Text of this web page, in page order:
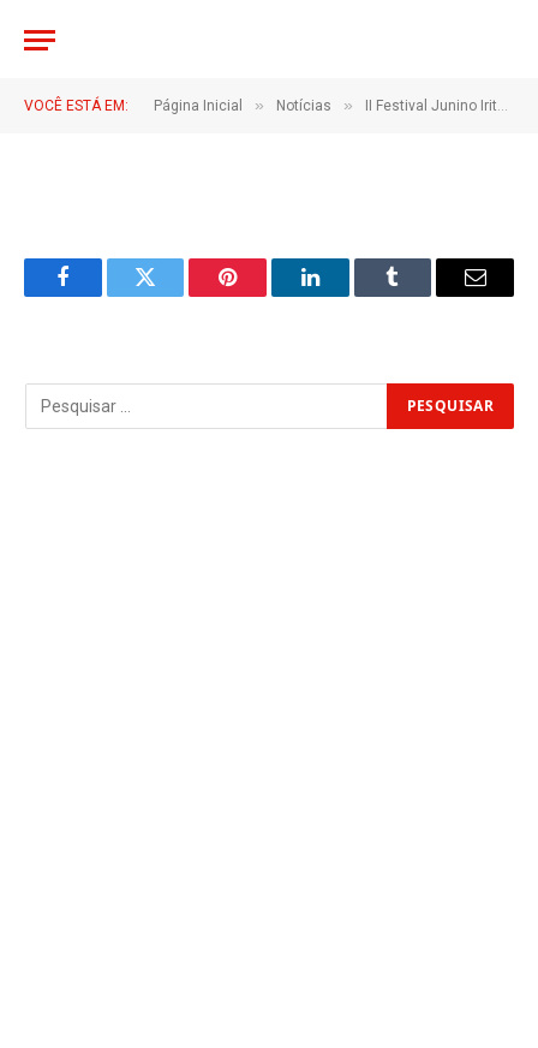
VOCÊ ESTÁ EM: Página Inicial » Notícias » II Festival Junino Irituiense: quadrilhas dão show e festival atrai multidão
FacebookTwitter Pinterest LinkedInTumblr Email